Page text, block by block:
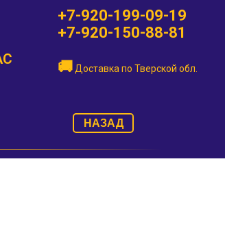
+7-920-199-09-19
+7-920-150-88-81
🚚 Доставка по Тверской обл.
НАЗАД